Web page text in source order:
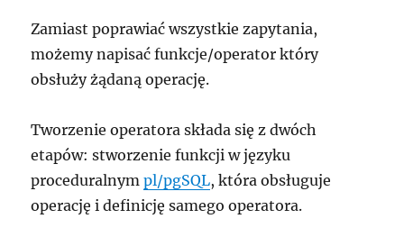
Zamiast poprawiać wszystkie zapytania,
możemy napisać funkcje/operator który
obsłuży żądaną operację.
Tworzenie operatora składa się z dwóch
etapów: stworzenie funkcji w języku
proceduralnympl/pgSQL, która obsługuje
operację i definicję samego operatora.